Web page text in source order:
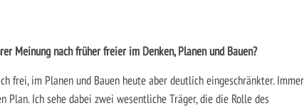
Meinung nach früher freier im Denken, Planen und Bauen?
frei, im Planen und Bauen heute aber deutlich eingeschränkter. Immer
Ich sehe dabei zwei wesentliche Träger, die die Rolle des